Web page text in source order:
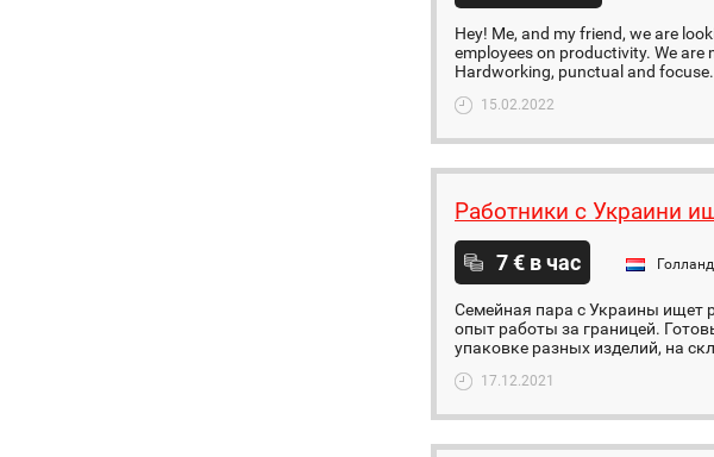
Hey! Me, and my friend, we are
employees on productivity. We
Hardworking, punctual and
15.02.2022
Работники с Украини
7 € в час
Семейная пара с Украины ищет
опыт работы за границей.
упаковке разных изделий, на
17.12.2021